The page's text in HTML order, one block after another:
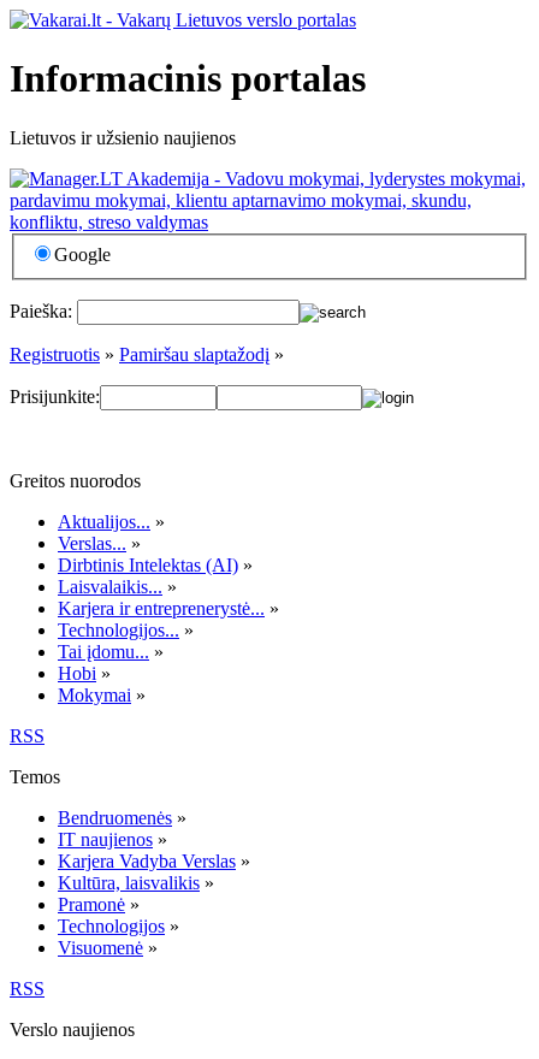
Informacinis portalas
Lietuvos ir užsienio naujienos
Google
Paieška:
Registruotis » Pamiršau slaptažodį »
Prisijunkite:
Greitos nuorodos
Aktualijos... »
Verslas... »
Dirbtinis Intelektas (AI) »
Laisvalaikis... »
Karjera ir entreprenerystė... »
Technologijos... »
Tai įdomu... »
Hobi »
Mokymai »
RSS
Temos
Bendruomenės »
IT naujienos »
Karjera Vadyba Verslas »
Kultūra, laisvalikis »
Pramonė »
Technologijos »
Visuomenė »
RSS
Verslo naujienos